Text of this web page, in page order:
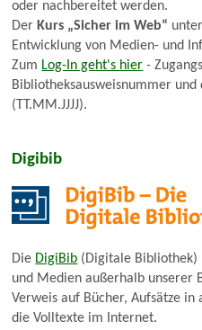
oder nachbereitet werden.
Der Kurs „Sicher im Web“
Entwicklung von Medien- und
Zum Log-In geht's hier -
Bibliotheksausweisnummer und
(TT.MM.JJJJ).
Digibib
Die DigiBib (Digitale Bibliothek)
und Medien außerhalb unserer
Verweis auf Bücher, Aufsätze
die Volltexte im Internet.